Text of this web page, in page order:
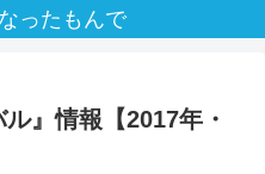
ったもんで
』情報【2017年・